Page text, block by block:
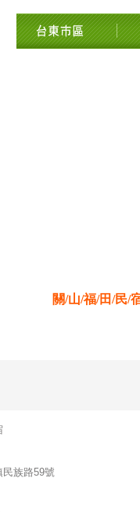
東花蓮綠島民宿住宿旅遊景
關/山/福/田/民/
民族路59號